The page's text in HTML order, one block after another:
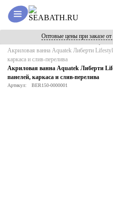
Оптовые цены при заказе
Каталог Ванны
Акриловая ванна Aquatek Либерти
каркаса и слив-перелива
Акриловая ванна Aquatek Либерти
панелей, каркаса и слив-перелива
Артикул: BER150-0000001